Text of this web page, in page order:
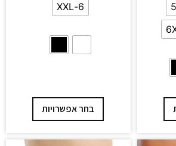
6-XXL
בחר אפשרויות